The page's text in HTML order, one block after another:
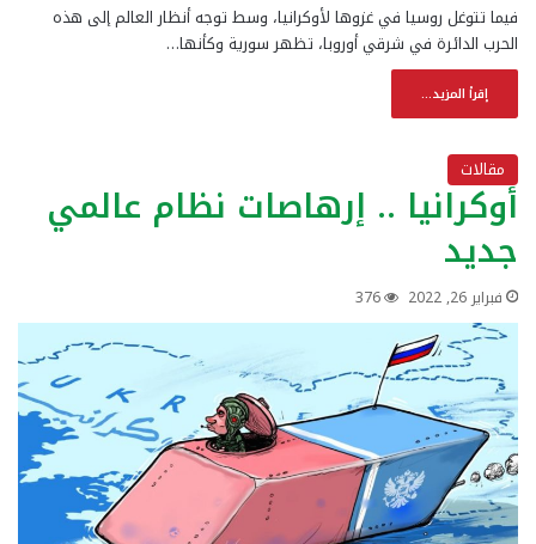
فيما تتوغل روسيا في غزوها لأوكرانيا، وسط توجه أنظار العالم إلى هذه
الحرب الدائرة في شرقي أوروبا، تظهر سورية وكأنها…
إقرأ المزيد...
مقالات
أوكرانيا .. إرهاصات نظام عالمي
جديد
فبراير 26, 2022 376